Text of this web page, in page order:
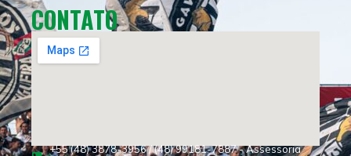
CONTATO
+55 (48) 3878-3956 / (48) 99181-7887 - Assessoria